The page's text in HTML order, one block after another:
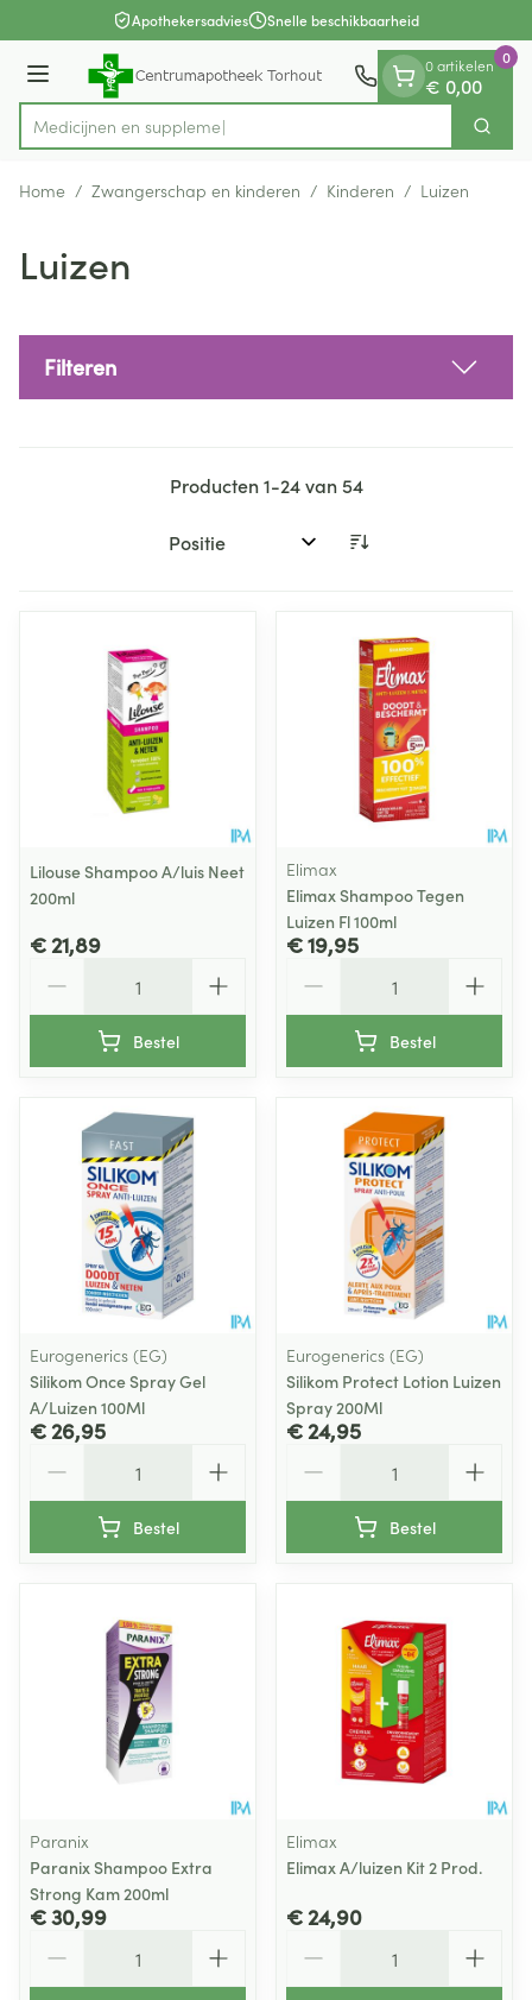
Ga naar de inhoudApothekersadvies Snelle beschikbaarheid
Menu
Product, merk, categorie...
Medi Zoek
0 artikelen
€ 0,00
0
Home / Zwangerschap en kinderen / Kinderen / Luizen
Luizen
Filteren
Producten1-24van54
Sorteer op:
Lilouse Shampoo A/luis Neet
200ml
€ 21,89
Bestel
Elimax
Elimax Shampoo Tegen
Luizen Fl 100ml
€ 19,95
Bestel
Eurogenerics (EG)
Silikom Once Spray Gel
A/Luizen 100Ml
€ 26,95
Bestel
Eurogenerics (EG)
Silikom Protect Lotion Luizen
Spray 200Ml
€ 24,95
Bestel
Paranix
Paranix Shampoo Extra
Strong Kam 200ml
€ 30,99
Elimax
Elimax A/luizen Kit 2 Prod.
€ 24,90